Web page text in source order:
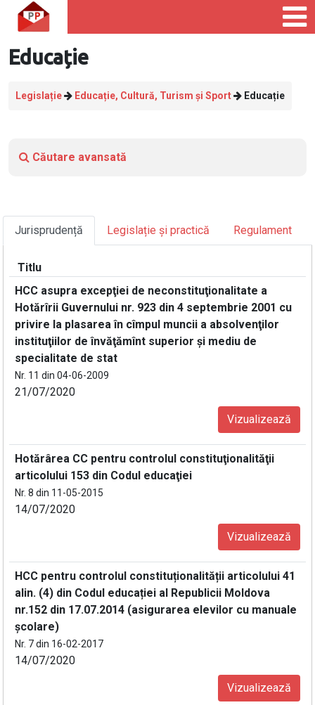
Educație
Legislație Educație, Cultură, Turism și Sport Educație
Căutare avansată
Jurisprudență Legislație și practică Regulament
Titlu
HCC asupra excepţiei de neconstituţionalitate a
Hotărîrii Guvernului nr. 923 din 4 septembrie 2001 cu
privire la plasarea în cîmpul muncii a absolvenţilor
instituţiilor de învăţămînt superior şi mediu de
specialitate de stat
Nr. 11 din 04-06-2009
21/07/2020
Vizualizează
Hotărârea CC pentru controlul constituţionalităţii
articolului 153 din Codul educaţiei
Nr. 8 din 11-05-2015
14/07/2020
Vizualizează
HCC pentru controlul constituționalității articolului 41
alin. (4) din Codul educației al Republicii Moldova
nr.152 din 17.07.2014 (asigurarea elevilor cu manuale
școlare)
Nr. 7 din 16-02-2017
14/07/2020
Vizualizează